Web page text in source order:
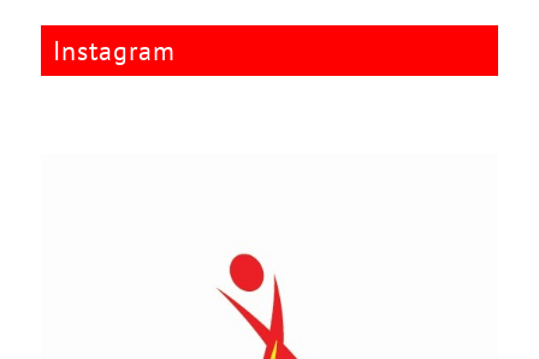
Instagram